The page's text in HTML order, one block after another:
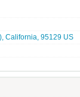
リティのサービスを
。
しており、
California, 95129 US